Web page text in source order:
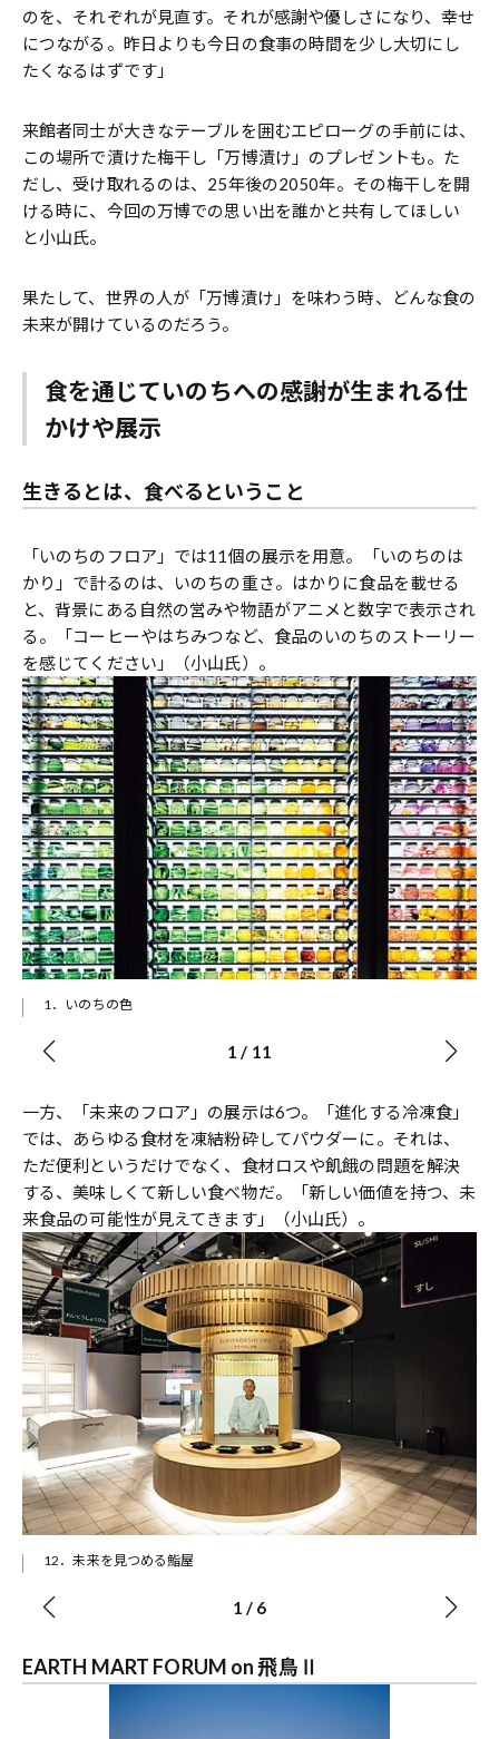
のを、それぞれが見直す。それが感謝や優しさになり、幸せ
につながる。昨日よりも今日の食事の時間を少し大切にし
たくなるはずです」
来館者同士が大きなテーブルを囲むエピローグの手前には、
この場所で漬けた梅干し「万博漬け」のプレゼントも。た
だし、受け取れるのは、25年後の2050年。その梅干しを開
ける時に、今回の万博での思い出を誰かと共有してほしい
と小山氏。
果たして、世界の人が「万博漬け」を味わう時、どんな食の
未来が開けているのだろう。
食を通じていのちへの感謝が生まれる仕
かけや展示
生きるとは、食べるということ
「いのちのフロア」では11個の展示を用意。「いのちのは
かり」で計るのは、いのちの重さ。はかりに食品を載せる
と、背景にある自然の営みや物語がアニメと数字で表示され
る。「コーヒーやはちみつなど、食品のいのちのストーリー
を感じてください」（小山氏）。
1．いのちの色
1 / 11
一方、「未来のフロア」の展示は6つ。「進化する冷凍食」
では、あらゆる食材を凍結粉砕してパウダーに。それは、
ただ便利というだけでなく、食材ロスや飢餓の問題を解決
する、美味しくて新しい食べ物だ。「新しい価値を持つ、未
来食品の可能性が見えてきます」（小山氏）。
12．未来を見つめる鮨屋
1 / 6
EARTH MART FORUM on 飛鳥Ⅱ